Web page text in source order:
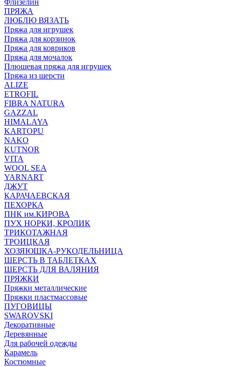
Флизелин
ПРЯЖА
ЛЮБЛЮ ВЯЗАТЬ
Пряжа для игрушек
Пряжа для корзинок
Пряжа для ковриков
Пряжа для мочалок
Плюшевая пряжа для игрушек
Пряжа из шерсти
ALIZE
ETROFIL
FIBRA NATURA
GAZZAL
HIMALAYA
KARTOPU
NAKO
KUTNOR
VITA
WOOL SEA
YARNART
ДЖУТ
КАРАЧАЕВСКАЯ
ПЕХОРКА
ПНК им.КИРОВА
ПУХ НОРКИ, КРОЛИК
ТРИКОТАЖНАЯ
ТРОИЦКАЯ
ХОЗЯЮШКА-РУКОДЕЛЬНИЦА
ШЕРСТЬ В ТАБЛЕТКАХ
ШЕРСТЬ ДЛЯ ВАЛЯНИЯ
ПРЯЖКИ
Пряжки металлические
Пряжки пластмассовые
ПУГОВИЦЫ
SWAROVSKI
Декоративные
Деревянные
Для рабочей одежды
Карамель
Костюмные